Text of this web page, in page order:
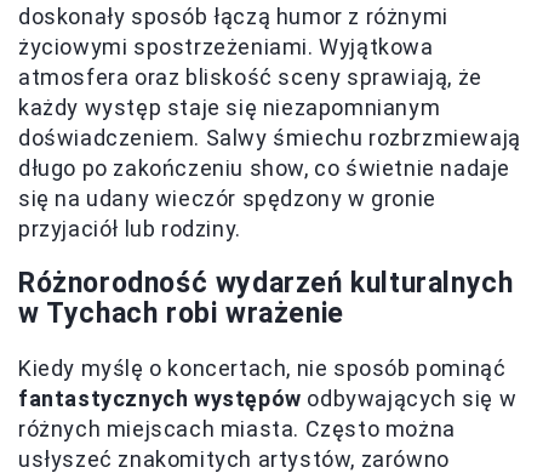
doskonały sposób łączą humor z różnymi
życiowymi spostrzeżeniami. Wyjątkowa
atmosfera oraz bliskość sceny sprawiają, że
każdy występ staje się niezapomnianym
doświadczeniem. Salwy śmiechu rozbrzmiewają
długo po zakończeniu show, co świetnie nadaje
się na udany wieczór spędzony w gronie
przyjaciół lub rodziny.
Różnorodność wydarzeń kulturalnych
w Tychach robi wrażenie
Kiedy myślę o koncertach, nie sposób pominąć
fantastycznych występów odbywających się w
różnych miejscach miasta. Często można
usłyszeć znakomitych artystów, zarówno